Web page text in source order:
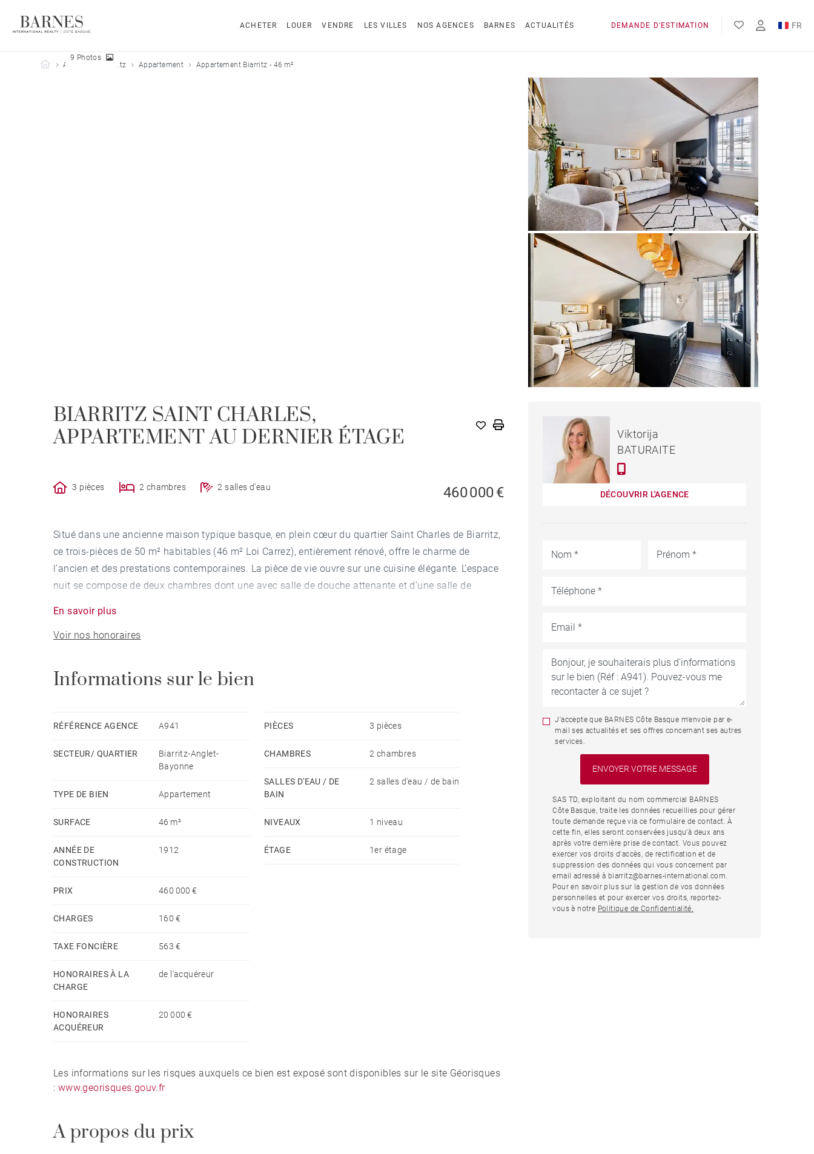
ACHETER LOUER VENDRE LES VILLES NOS AGENCES BARNES ACTUALITÉS DEMANDE D'ESTIMATION FR
EN
Barnes Côte Basque
Acheter Biarritz Appartement Appartement Biarritz - 46 m²
9 Photos
BIARRITZ SAINT CHARLES,
APPARTEMENT AU DERNIER ÉTAGE
3 pièces 2 chambres 2 salles d'eau 460 000 €
Situé dans une ancienne maison typique basque, en plein cœur du quartier Saint Charles de Biarritz,
ce trois-pièces de 50 m² habitables (46 m² Loi Carrez), entièrement rénové, offre le charme de
l’ancien et des prestations contemporaines. La pièce de vie ouvre sur une cuisine élégante. L’espace
nuit se compose de deux chambres dont une avec salle de douche attenante et d'une salle de
apparentes et murs, tout a été restauré à la perfection, en ajoutant une petite touche de modernité et
de déco bohème chic !
vie très agréable, à seulement 600 m de la Grande Plage et 300 m de la plage du Miramar. Vous
recherchez un quartier paisible mais dynamique, à proximité des plages et des commerces. Le
profitez de son ambiance unique, entre calme et convivialité.
En savoir plus
Voir nos honoraires
Informations sur le bien
RÉFÉRENCE AGENCE A941
SECTEUR/ QUARTIER
Biarritz-Anglet-
Bayonne
TYPE DE BIEN Appartement
SURFACE 46 m²
ANNÉE DE
CONSTRUCTION
1912
PRIX 460 000 €
CHARGES 160 €
TAXE FONCIÈRE 563 €
HONORAIRES À LA
CHARGE
de l'acquéreur
HONORAIRES
ACQUÉREUR
20 000 €
PIÈCES 3 pièces
CHAMBRES 2 chambres
SALLES D'EAU / DE
BAIN
2 salles d'eau / de bain
NIVEAUX 1 niveau
ÉTAGE 1er étage
Les informations sur les risques auxquels ce bien est exposé sont disponibles sur le site Géorisques
: www.georisques.gouv.fr
A propos du prix
APPARTEMENT BIARRITZ -
46 M²Viktorija
BATURAITE
DÉCOUVRIR L'AGENCE
J'accepte que BARNES Côte Basque m'envoie par e-
mail ses actualités et ses offres concernant ses autres
services.
SAS TD, exploitant du nom commercial BARNES
Côte Basque, traite les données recueillies pour gérer
toute demande reçue via ce formulaire de contact. À
cette fin, elles seront conservées jusqu’à deux ans
après votre dernière prise de contact. Vous pouvez
exercer vos droits d'accès, de rectification et de
suppression des données qui vous concernent par
email adressé à biarritz@barnes-international.com.
Pour en savoir plus sur la gestion de vos données
personnelles et pour exercer vos droits, reportez-
vous à notre Politique de Confidentialité.